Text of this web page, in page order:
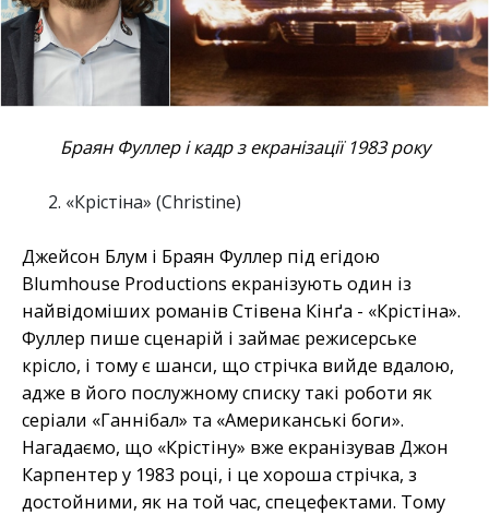
Браян Фуллер і кадр з екранізації 1983 року
«Крістіна» (Christine)
Джейсон Блум і Браян Фуллер під егідою
Blumhouse Productions екранізують один із
найвідоміших романів Стівена Кінґа - «Крістіна».
Фуллер пише сценарій і займає режисерське
крісло, і тому є шанси, що стрічка вийде вдалою,
адже в його послужному списку такі роботи як
серіали «Ганнібал» та «Американські боги».
Нагадаємо, що «Крістіну» вже екранізував Джон
Карпентер у 1983 році, і це хороша стрічка, з
достойними, як на той час, спецефектами. Тому